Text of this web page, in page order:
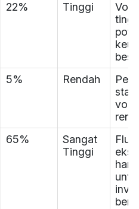
22% Tinggi
5% Rendah
65%
Sangat
Tinggi